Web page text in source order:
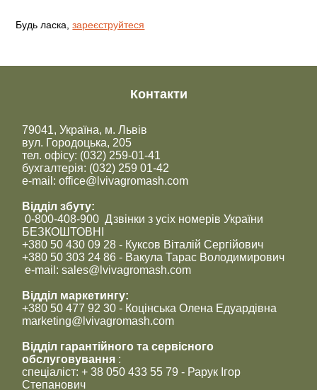
Будь ласка,зареєструйтеся
Контакти
79041, Україна, м. Львів
вул. Городоцька, 205
тел. офісу: (032) 259-01-41
бухгалтерія: (032) 259 01-42
e-mail: office@lvivagromash.com
Відділ збуту:
0-800-408-900 Дзвінки з усіх номерів України
БЕЗКОШТОВНІ
+380 50 430 09 28 - Куксов Віталій Сергійович
+380 50 303 24 86 - Вакула Тарас Володимирович
e-mail: sales@lvivagromash.com
Відділ маркетингу:
+380 50 477 92 30 - Коцінська Олена Едуардівна
marketing@lvivagromash.com
Відділ гарантійного та сервісного
обслуговування :
спеціаліст: + 38 050 433 55 79 - Рарук Ігор
Степанович